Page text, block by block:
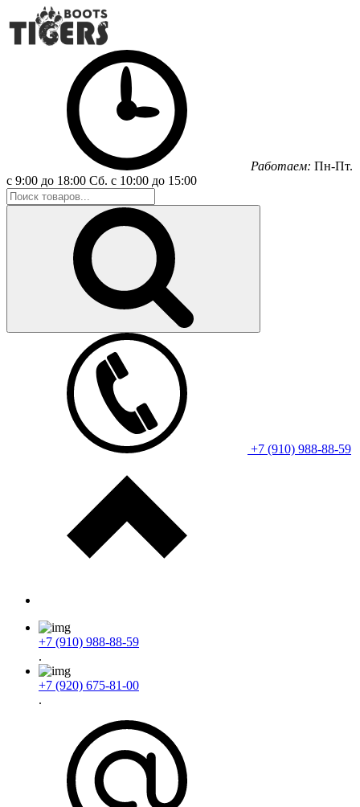
Работаем: Пн-Пт.
с 9:00 до 18:00 Сб. с 10:00 до 15:00
+7 (910) 988-88-59
+7 (910) 988-88-59
.
+7 (920) 675-81-00
.